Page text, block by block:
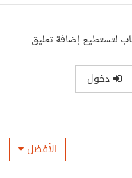
لتستطيع إضافة تعليق
دخول
الأفضل